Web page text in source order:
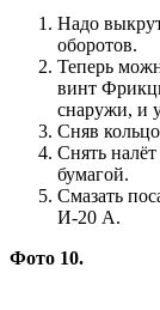
Надо
оборотов.
Теперь
винт
снаружи, и
Сняв
Снять
бумагой.
Смазать
И-20 А.
Фото 10.